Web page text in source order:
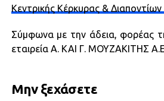
Κεντρικής Κέρκυρας &
Σύμφωνα με την άδεια, φορέας
εταιρεία Α. ΚΑΙ Γ. ΜΟΥΖΑΚΙΤΗΣ
Μην ξεχάσετε